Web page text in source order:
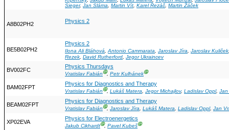
Sieger, Jan Sláma Martin Vít Karel Řezáč Martin Žáček
A8B02PH2 Physics 2
BE5B02PH2
Physics 2
Ilona Ali Bláhová,Antonio Cammarata, Jaroslav Jíra, Jaroslav Kuliček
Rezek David Rutherford Jegor Ukraincev
BV002FC
Physics Thursdays
Vratislav FabiánⒼ, Petr KulhánekⒼ
BAM02FPT
Physics for Diagnostics and Therapy
Vratislav FabiánⒼ, Lukáš Matera, Jegor Michajlov, Ladislav Oppl, Jan
BEAM02FPT
Physics for Diagnostics and Therapy
Vratislav FabiánⒼ, Jaroslav Jíra, Lukáš Matera, Ladislav Oppl, Jan
XP02EVA
Physics for Electroenergetics
Jakub CikhardtⒼ, Pavel KubešⒼ